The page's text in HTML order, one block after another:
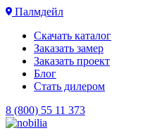
Палмдейл
Скачать каталог
Заказать замер
Заказать проект
Блог
Стать дилером
8 (800) 55 11 373